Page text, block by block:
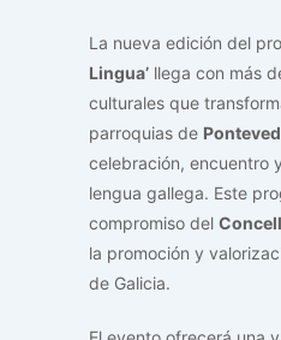
La nueva edición del
Lingua’ llega con más
culturales que
parroquias de
celebración, encuentro
lengua gallega. Este
compromiso del
la promoción y
de Galicia.